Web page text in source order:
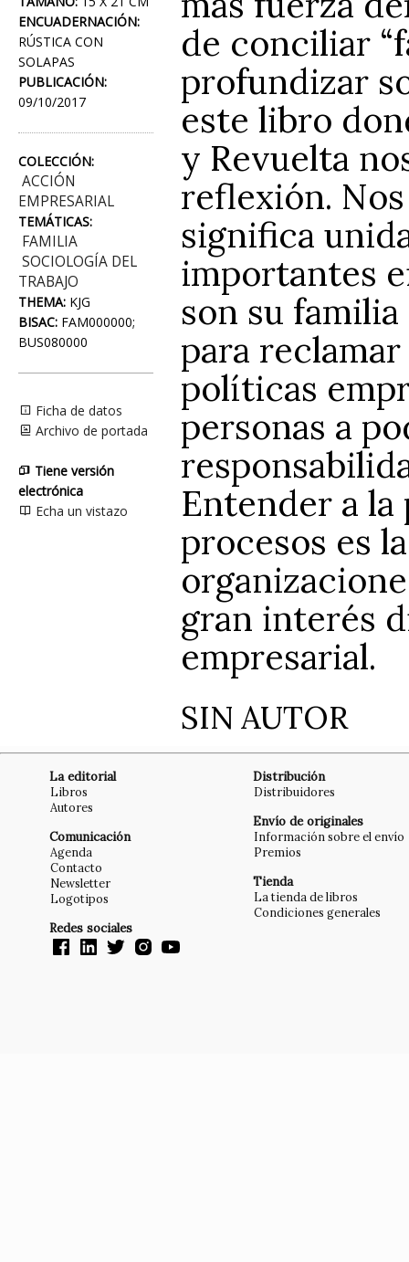
ENCUADERNACIÓN:
RÚSTICA CON
SOLAPAS
PUBLICACIÓN:
09/10/2017
COLECCIÓN:
ACCIÓN
EMPRESARIAL
TEMÁTICAS:
FAMILIA
SOCIOLOGÍA DEL
TRABAJO
THEMA: KJG
BISAC: FAM000000;
BUS080000
Ficha de datos
Archivo de portada
Tiene versión
electrónica
Echa un vistazo
de conciliar
profundizar
este libro
y Revuelta
reflexión.
significa
importantes
son su
para
políticas
personas a
Entender a
procesos es
gran interés
empresarial.
SIN AUTOR
La editorial
Libros
Autores
Comunicación
Agenda
Contacto
Newsletter
Logotipos
Redes sociales
Distribución
Distribuidores
Envío de originales
Información sobre el envío
Premios
Tienda
La tienda de libros
Condiciones generales